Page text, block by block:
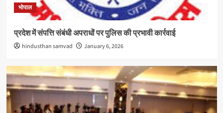
भोपाल
प्रदेश में संपत्ति संबंधी अपराधों पर पुलिस की प्रभावी कार्रवाई
hindusthan samvad January 6, 2026